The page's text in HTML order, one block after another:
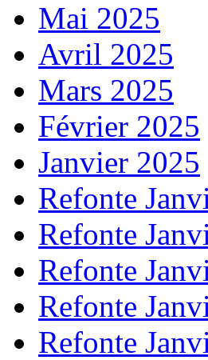
Mai 2025
Avril 2025
Mars 2025
Février 2025
Janvier 2025
Refonte
Refonte
Refonte
Refonte
Refonte